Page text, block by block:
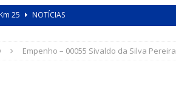
25
NOTÍCIAS
de ginásio de esportes em
Empenho – 00055 Sivaldo da Silva Pereira